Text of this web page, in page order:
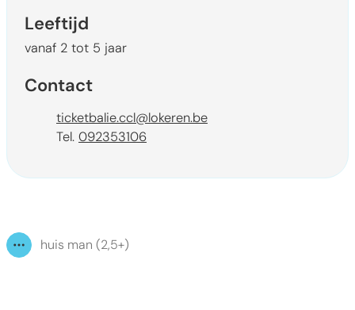
Leeftijd
vanaf 2 tot 5 jaar
Contact
E-mailticketbalie.ccl@lokeren.be
092353106
Toon alle broodkruimel items
huis man (2,5+)